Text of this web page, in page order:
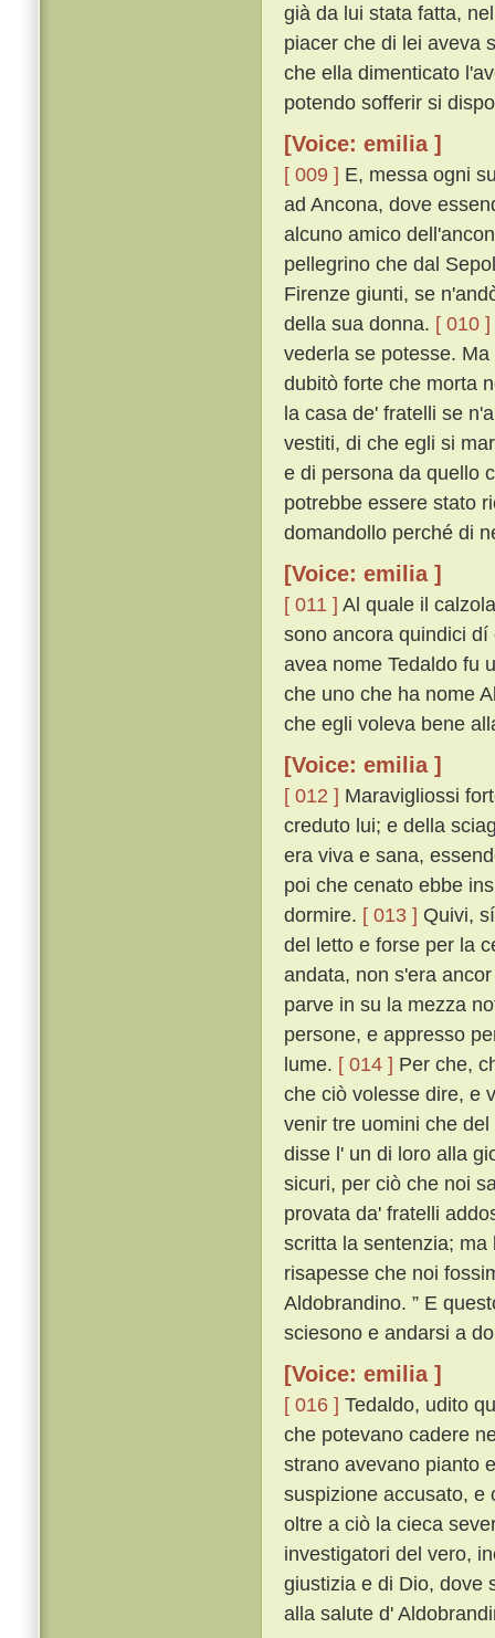
già da lui stata fatta,
piacer che di lei aveva
che ella dimenticato
potendo sofferir si
[Voice: emilia ]
[ 009 ] E, messa ogni
ad Ancona, dove
alcuno amico
pellegrino che dal
Firenze giunti, se
della sua donna. [ 010 ]
vederla se potesse.
dubitò forte che morta
la casa de' fratelli se
vestiti, di che egli si
e di persona da quello
potrebbe essere stato
domandollo perché di
[Voice: emilia ]
[ 011 ] Al quale il
sono ancora quindici
avea nome Tedaldo fu
che uno che ha nome
che egli voleva bene
[Voice: emilia ]
[ 012 ] Maravigliossi
creduto lui; e della
era viva e sana,
poi che cenato ebbe
dormire. [ 013 ] Quivi,
del letto e forse per la
andata, non s'era
parve in su la mezza
persone, e appresso
lume. [ 014 ] Per che,
che ciò volesse dire, e
venir tre uomini che
disse l' un di loro alla
sicuri, per ciò che noi
provata da' fratelli
scritta la sentenzia;
risapesse che noi
Aldobrandino. ” E
sciesono e andarsi a
[Voice: emilia ]
[ 016 ] Tedaldo, udito
che potevano cadere
strano avevano pianto
suspizione accusato, e
oltre a ciò la cieca
investigatori del vero,
giustizia e di Dio, dove
alla salute d'